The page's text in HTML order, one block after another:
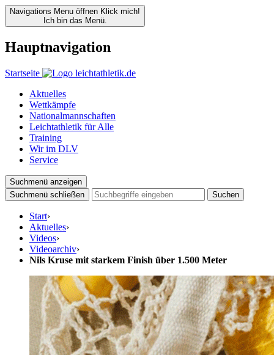
Navigations Menu öffnen Klick mich!
Ich bin das Menü.
Hauptnavigation
Startseite
Aktuelles
Wettkämpfe
Nationalmannschaften
Leichtathletik für Alle
Training
Wir im DLV
Service
Suchmenü anzeigen
Suchmenü schließen
Suchen
Start›
Aktuelles›
Videos›
Videoarchiv›
Nils Kruse mit starkem Finish über 1.500 Meter